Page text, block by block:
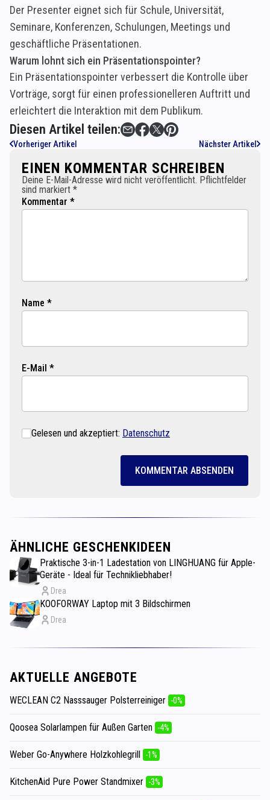
Der Presenter eignet sich für Schule, Universität,
Seminare, Konferenzen, Schulungen, Meetings und
geschäftliche Präsentationen.
Warum lohnt sich ein Präsentationspointer?
Ein Präsentationspointer verbessert die Kontrolle über
Vorträge, sorgt für einen professionelleren Auftritt und
erleichtert die Interaktion mit dem Publikum.
Diesen Artikel teilen:
Vorheriger Artikel Nächster Artikel
EINEN KOMMENTAR SCHREIBEN
Deine E-Mail-Adresse wird nicht veröffentlicht. Pflichtfelder
sind markiert *
Kommentar *
Name *
E-Mail *
Gelesen und akzeptiert: Datenschutz
KOMMENTAR ABSENDEN
ÄHNLICHE GESCHENKIDEEN
Praktische 3-in-1 Ladestation von LINGHUANG für Apple-
Geräte - Ideal für Technikliebhaber!
Drea
KOOFORWAY Laptop mit 3 Bildschirmen
Drea
AKTUELLE ANGEBOTE
WECLEAN C2 Nasssauger Polsterreiniger -0%
Qoosea Solarlampen für Außen Garten -4%
Weber Go-Anywhere Holzkohlegrill -1%
KitchenAid Pure Power Standmixer -3%